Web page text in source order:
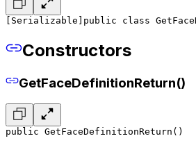
[Serializable] public class
Constructors
GetFaceDefinitionReturn()
public GetFaceDefinitionReturn()